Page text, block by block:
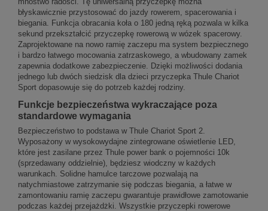
błyskawicznie przystosować do jazdy rowerem, spacerowania i
biegania. Funkcja obracania koła o 180 jedną ręką pozwala w kilka
sekund przekształcić przyczepkę rowerową w wózek spacerowy.
Zaprojektowane na nowo ramię zaczepu ma system bezpiecznego
i bardzo łatwego mocowania zatrzaskowego, a wbudowany zamek
zapewnia dodatkowe zabezpieczenie. Dzięki możliwości dodania
jednego lub dwóch siedzisk dla dzieci przyczepka Thule Chariot
Sport dopasowuje się do potrzeb każdej rodziny.
Funkcje bezpieczeństwa wykraczające poza
standardowe wymagania
Bezpieczeństwo to podstawa w Thule Chariot Sport 2.
Wyposażony w wysokowydajne zintegrowane oświetlenie LED,
które jest zasilane przez Thule power bank o pojemności 10k
(sprzedawany oddzielnie), będziesz wiodczny w każdych
warunkach. Solidne hamulce tarczowe pozwalają na
natychmiastowe zatrzymanie się podczas biegania, a łatwe w
zamontowaniu ramię zaczepu gwarantuje prawidłowe zamotowanie
podczas każdej przejażdżki. Wszystkie przyczepki rowerowe